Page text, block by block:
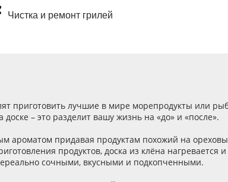
Чистка и ремонт грилей
приготовить лучшие в мире морепродукты или
– это разделит вашу жизнь на «до» и «после».
ароматом придавая продуктам похожий на
продуктов, доска из клёна
сочными, вкусными и подкопченными.